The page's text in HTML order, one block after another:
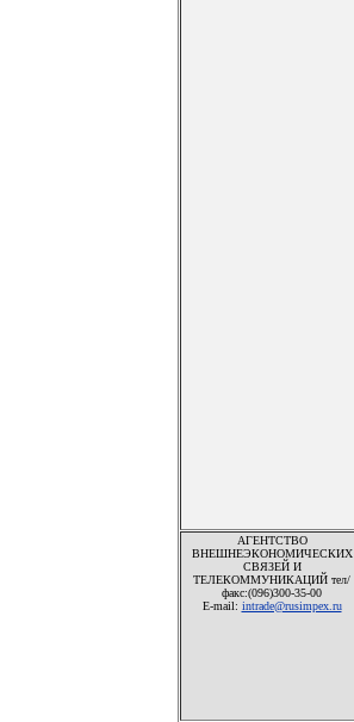
АГЕНТСТВО
ВНЕШНЕЭКОНОМИЧЕСКИХ
СВЯЗЕЙ И
ТЕЛЕКОММУНИКАЦИЙ тел/
факс:(096)300-35-00
E-mail: intrade@rusimpex.ru